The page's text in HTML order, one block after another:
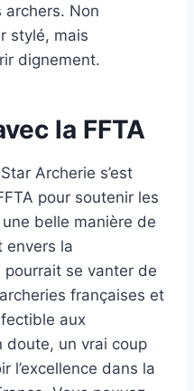
archers. Non
stylé, mais
dignement.
la FFTA
Archerie s’est
pour soutenir les
belle manière de
envers la
pourrait se vanter de
françaises et
aux
doute, un vrai coup
l’excellence dans la